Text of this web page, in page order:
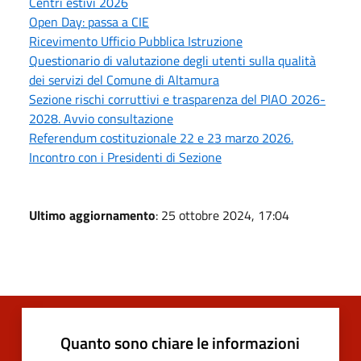
Open Day: passa a CIE
Ricevimento Ufficio Pubblica Istruzione
Questionario di valutazione degli utenti sulla qualità
dei servizi del Comune di Altamura
Sezione rischi corruttivi e trasparenza del PIAO 2026-
2028. Avvio consultazione
Referendum costituzionale 22 e 23 marzo 2026.
Incontro con i Presidenti di Sezione
Ultimo aggiornamento: 25 ottobre 2024, 17:04
Quanto sono chiare le informazioni